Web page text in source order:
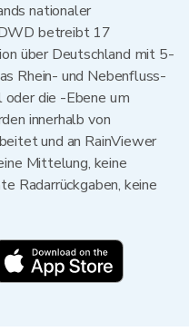
nationaler
betreibt 17
über Deutschland mit 5-
Rhein- und Nebenfluss-
die -Ebene um
innerhalb von
und an RainViewer
Mittelung, keine
Radarrückgaben, keine